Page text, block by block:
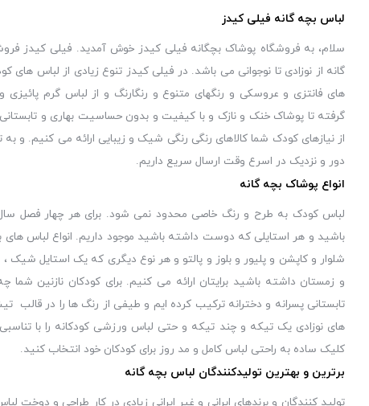
لباس بچه گانه فیلی کیدز
سلام، به فروشگاه پوشاک بچگانه فیلی کیدز خوش آمدید. فیلی کیدز
گانه از نوزادی تا نوجوانی می باشد. در فیلی کیدز تنوع زیادی از لباس
های فانتزی و عروسکی و رنگهای متنوع و رنگارنگ و از لباس گرم
گرفته تا پوشاک خنک و نازک و با کیفیت و بدون حساسیت بهاری و
از نیازهای کودک شما کالاهای رنگی رنگی شیک و زیبایی ارائه می کنیم. و
دور و نزدیک در اسرع وقت ارسال سریع داریم.
انواع پوشاک بچه گانه
لباس کودک به طرح و رنگ خاصی محدود نمی شود. برای هر چهار فصل
باشید و هر استایلی که دوست داشته باشید موجود داریم. انواع لباس های
شلوار و کاپشن و پلیور و بلوز و پالتو و هر نوع دیگری که یک استایل شیک ،
و زمستان داشته باشید برایتان ارائه می کنیم. برای کودکان نازنین شما
تابستانی پسرانه و دخترانه ترکیب کرده ایم و طیفی از رنگ ها را در
های نوزادی یک تیکه و چند تیکه و حتی لباس ورزشی کودکانه را با تناسبی
کلیک ساده به راحتی لباس کامل و مد روز برای کودکان خود انتخاب کنید.
برترین و بهترین تولیدکنندگان لباس بچه گانه
تولید کنندگان و برندهای ایرانی و غیر ایرانی زیادی در کار طراحی و دوخت